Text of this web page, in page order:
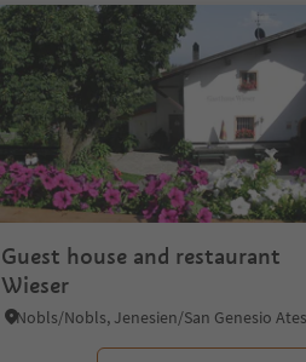
Guest house and restaurant
Wieser